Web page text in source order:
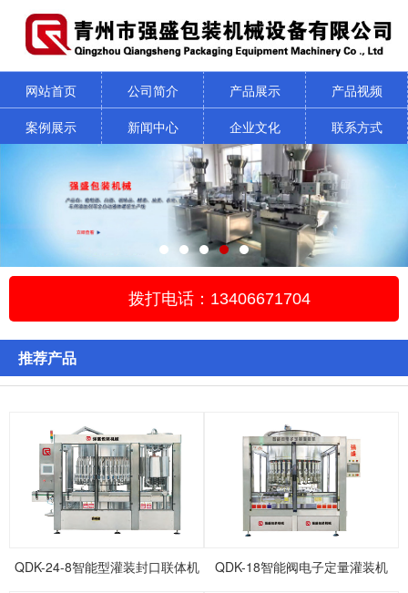
网站首页 公司简介 产品展示
产品视频
案例展示
新闻中心 企业文化 联系方式
拨打电话：13406671704
推荐产品
QDK-24-8智能型灌装封口联体机 QDK-18智能阀电子定量灌装机